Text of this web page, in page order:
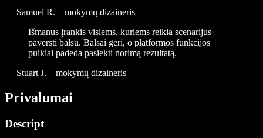
— Samuel R. – mokymų dizaineris
Išmanus įrankis visiems, kuriems reikia scenarijus
paversti balsu. Balsai geri, o platformos funkcijos
puikiai padeda pasiekti norimą rezultatą.
— Stuart J. – mokymų dizaineris
Privalumai
Descript